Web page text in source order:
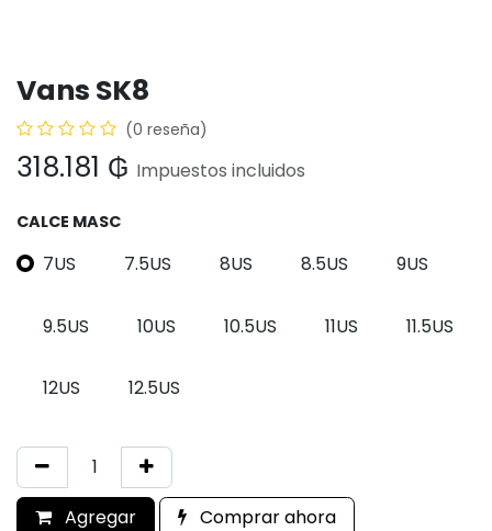
Vans SK8
(0 reseña)
318.181 ₲ Impuestos incluidos
CALCE MASC
7US 7.5US 8US 8.5US 9US
9.5US 10US 10.5US 11US 11.5US
12US 12.5US
Agregar Comprar ahora